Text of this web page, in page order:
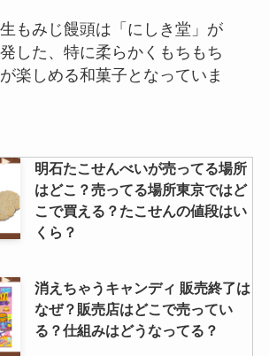
もみじ饅頭は「にしき堂」が
した、特に柔らかくもちもち
楽しめる和菓子となっていま
明石たこせんべいが売ってる場所
はどこ？売ってる場所東京ではど
こで買える？たこせんの値段はい
くら？
消えちゃうキャンディ 販売終了は
なぜ？販売店はどこで売ってい
る？仕組みはどうなってる？